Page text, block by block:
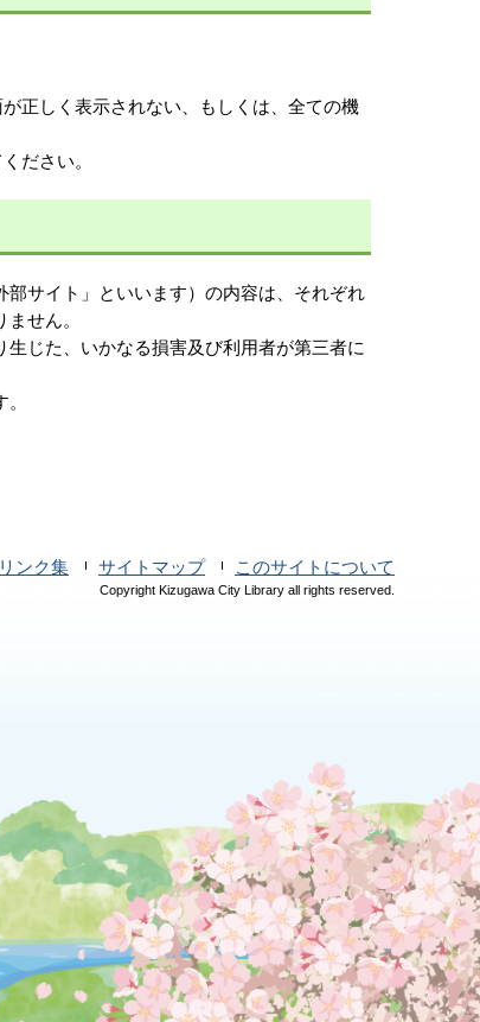
正しく表示されない、もしくは、全ての機
ださい。
サイト」といいます）の内容は、それぞれ
せん。
じた、いかなる損害及び利用者が第三者に
リンク集 サイトマップ このサイトについて
Copyright Kizugawa City Library all rights reserved.